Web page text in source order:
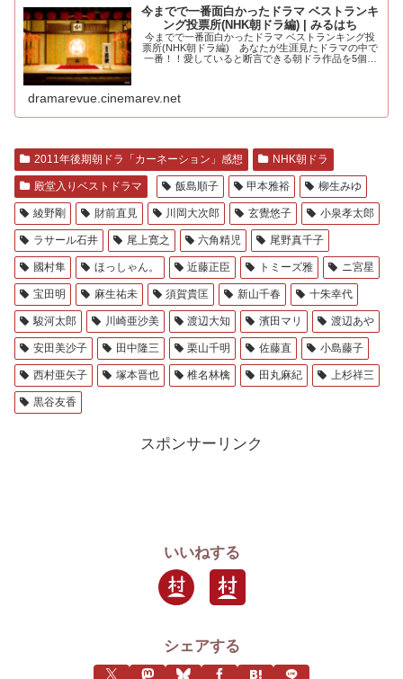
今までで一番面白かったドラマ ベストランキ
ング投票所(NHK朝ドラ編) | みるはち
今までで一番面白かったドラマ ベストランキング投
票所(NHK朝ドラ編) あなたが生涯見たドラマの中で
一番！！愛していると断言できる朝ドラ作品を5個選
dramarevue.cinemarev.net
2011年後期朝ドラ「カーネーション」感想 NHK朝ドラ
殿堂入りベストドラマ 飯島順子 甲本雅裕 柳生みゆ
綾野剛 財前直見 川岡大次郎 玄覺悠子 小泉孝太郎
ラサール石井 尾上寛之 六角精児 尾野真千子
國村隼 ほっしゃん。 近藤正臣 トミーズ雅 ニ宮星
宝田明 麻生祐未 須賀貴匡 新山千春 十朱幸代
駿河太郎 川崎亜沙美 渡辺大知 濱田マリ 渡辺あや
安田美沙子 田中隆三 栗山千明 佐藤直 小島藤子
西村亜矢子 塚本晋也 椎名林檎 田丸麻紀 上杉祥三
黒谷友香
スポンサーリンク
いいねする
シェアする